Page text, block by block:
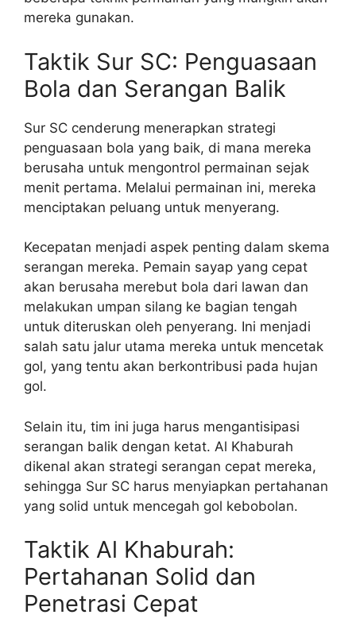
mereka gunakan.
Taktik Sur SC: Penguasaan
Bola dan Serangan Balik
Sur SC cenderung menerapkan strategi
penguasaan bola yang baik, di mana mereka
berusaha untuk mengontrol permainan sejak
menit pertama. Melalui permainan ini, mereka
menciptakan peluang untuk menyerang.
Kecepatan menjadi aspek penting dalam skema
serangan mereka. Pemain sayap yang cepat
akan berusaha merebut bola dari lawan dan
melakukan umpan silang ke bagian tengah
untuk diteruskan oleh penyerang. Ini menjadi
salah satu jalur utama mereka untuk mencetak
gol, yang tentu akan berkontribusi pada hujan
gol.
Selain itu, tim ini juga harus mengantisipasi
serangan balik dengan ketat. Al Khaburah
dikenal akan strategi serangan cepat mereka,
sehingga Sur SC harus menyiapkan pertahanan
yang solid untuk mencegah gol kebobolan.
Taktik Al Khaburah:
Pertahanan Solid dan
Penetrasi Cepat